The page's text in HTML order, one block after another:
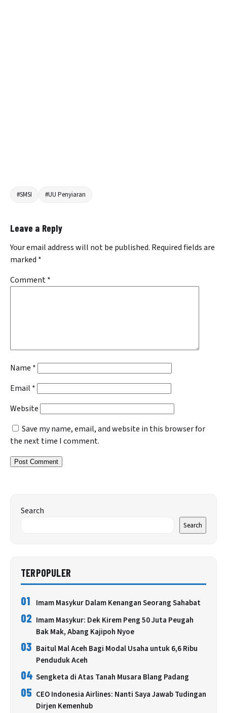
#SMSI #UU Penyiaran
Leave a Reply
Your email address will not be published. Required fields are
marked *
Comment*
Name *
Email *
Website
Save my name, email, and website in this browser for
the next time I comment.
Search
Search
TERPOPULER
01 Imam Masykur Dalam Kenangan Seorang Sahabat
02 Imam Masykur: Dek Kirem Peng 50 Juta Peugah
Bak Mak, Abang Kajipoh Nyoe
03 Baitul Mal Aceh Bagi Modal Usaha untuk 6,6 Ribu
Penduduk Aceh
04 Sengketa di Atas Tanah Musara Blang Padang
05 CEO Indonesia Airlines: Nanti Saya Jawab Tudingan
Dirjen Kemenhub